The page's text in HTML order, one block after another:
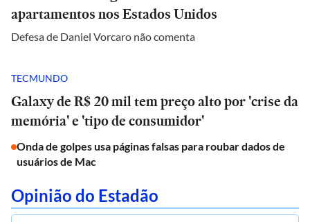
apartamentos nos Estados Unidos
Defesa de Daniel Vorcaro não comenta
TECMUNDO
Galaxy de R$ 20 mil tem preço alto por 'crise da
memória' e 'tipo de consumidor'
Onda de golpes usa páginas falsas para roubar dados de
usuários de Mac
Opinião do Estadão